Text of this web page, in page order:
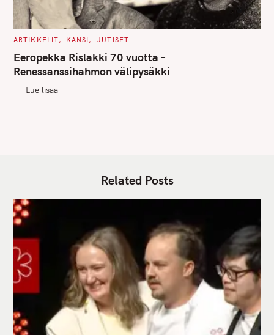
C
T
E
G
O
I
ARTIKKELIT KANSI UUTISET
Eeropekka Rislakki 70 vuotta –
Renessanssihahmon välipysäkki
Lue lisää
Related Posts